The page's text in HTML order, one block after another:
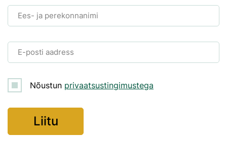
Ees- ja perekonnanimi
E-posti aadress
Nõustun privaatsustingimustega